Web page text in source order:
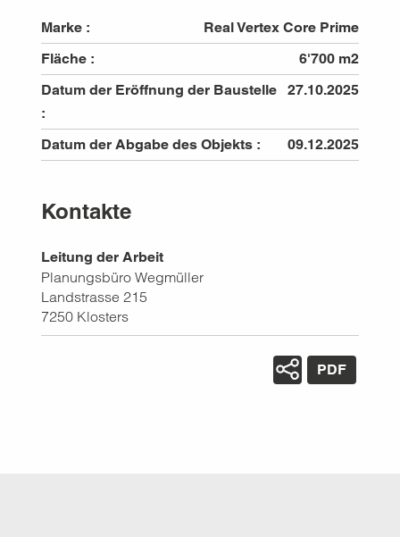
Marke :
Real Vertex Core Prime
Fläche :
6'700 m2
Datum der Eröffnung der Baustelle
:
27.10.2025
Datum der Abgabe des Objekts : 09.12.2025
Kontakte
Leitung der Arbeit
Planungsbüro Wegmüller
Landstrasse 215
7250 Klosters
PDF